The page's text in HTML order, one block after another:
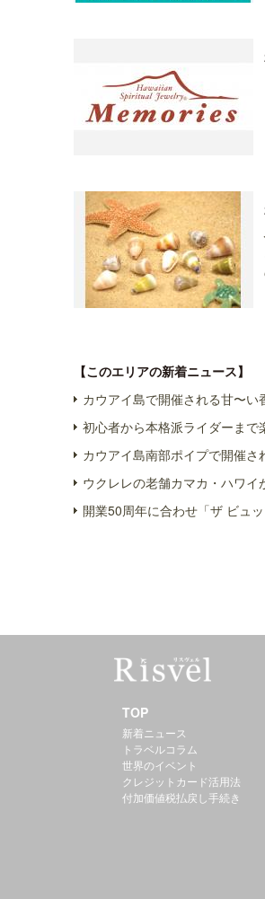
【このエリアの新着ニュース】
カウアイ島で開催される甘〜
初心者から本格派ライダーま
カウアイ島南部ポイプで開催
ウクレレの老舗カマカ・ハワ
開業50周年に合わせ「ザ ビュ
TOP
新着ニュース
トラベルコラム
世界のイベント
クレジットカード活用法
付加価値税払戻し手続き